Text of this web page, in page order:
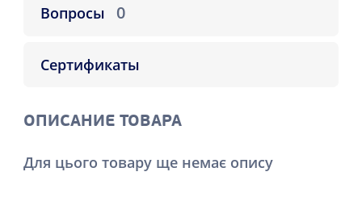
Вопросы 0
Сертификаты
ОПИСАНИЕ ТОВАРА
Для цього товару ще немає опису